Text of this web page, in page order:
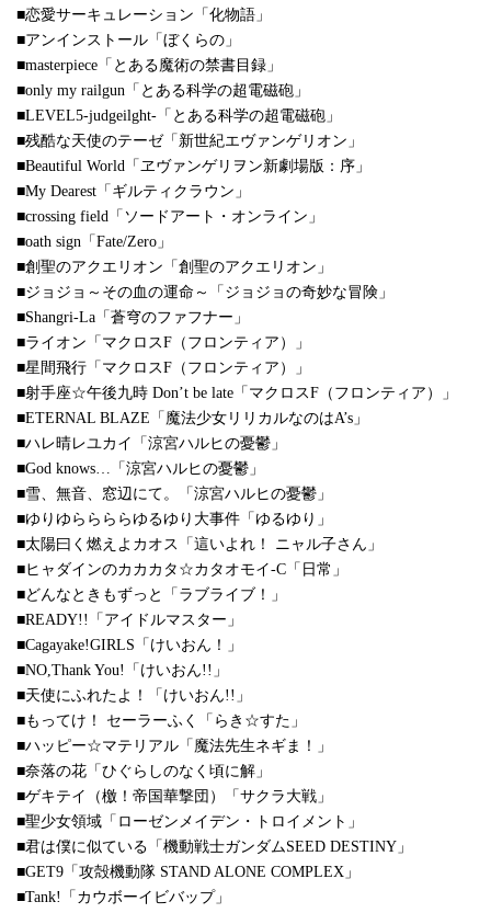
■恋愛サーキュレーション「化物語」
■アンインストール「ぼくらの」
■masterpiece「とある魔術の禁書目録」
■only my railgun「とある科学の超電磁砲」
■LEVEL5-judgeilght-「とある科学の超電磁砲」
■残酷な天使のテーゼ「新世紀エヴァンゲリオン」
■Beautiful World「ヱヴァンゲリヲン新劇場版：序」
■My Dearest「ギルティクラウン」
■crossing field「ソードアート・オンライン」
■oath sign「Fate/Zero」
■創聖のアクエリオン「創聖のアクエリオン」
■ジョジョ～その血の運命～「ジョジョの奇妙な冒険」
■Shangri-La「蒼穹のファフナー」
■ライオン「マクロスF（フロンティア）」
■星間飛行「マクロスF（フロンティア）」
■射手座☆午後九時 Don’t be late「マクロスF（フロンティア）」
■ETERNAL BLAZE「魔法少女リリカルなのはA’s」
■ハレ晴レユカイ「涼宮ハルヒの憂鬱」
■God knows…「涼宮ハルヒの憂鬱」
■雪、無音、窓辺にて。「涼宮ハルヒの憂鬱」
■ゆりゆららららゆるゆり大事件「ゆるゆり」
■太陽曰く燃えよカオス「這いよれ！ ニャル子さん」
■ヒャダインのカカカタ☆カタオモイ-C「日常」
■どんなときもずっと「ラブライブ！」
■READY!!「アイドルマスター」
■Cagayake!GIRLS「けいおん！」
■NO,Thank You!「けいおん!!」
■天使にふれたよ！「けいおん!!」
■もってけ！ セーラーふく「らき☆すた」
■ハッピー☆マテリアル「魔法先生ネギま！」
■奈落の花「ひぐらしのなく頃に解」
■ゲキテイ（檄！帝国華撃団）「サクラ大戦」
■聖少女領域「ローゼンメイデン・トロイメント」
■君は僕に似ている「機動戦士ガンダムSEED DESTINY」
■GET9「攻殻機動隊 STAND ALONE COMPLEX」
■Tank!「カウボーイビバップ」